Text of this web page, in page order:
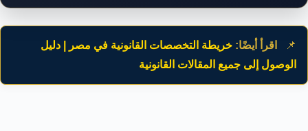
📌 اقرأ أيضًا: خريطة التخصصات القانونية في مصر | دليل
الوصول إلى جميع المقالات القانونية